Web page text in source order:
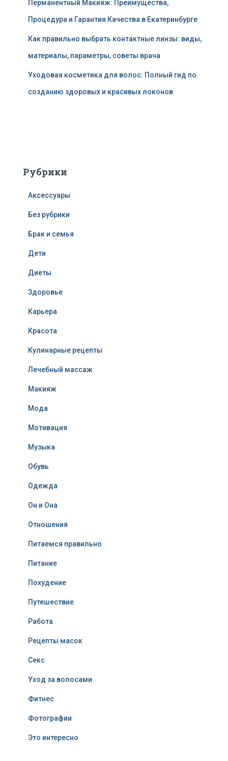
Перманентный Макияж: Преимущества,
Процедура и Гарантия Качества в Екатеринбурге
Как правильно выбрать контактные линзы: виды,
материалы, параметры, советы врача
Уходовая косметика для волос: Полный гид по
созданию здоровых и красивых локонов
Рубрики
Аксессуары
Без рубрики
Брак и семья
Дети
Диеты
Здоровье
Карьера
Красота
Кулинарные рецепты
Лечебный массаж
Макияж
Мода
Мотивация
Музыка
Обувь
Одежда
Он и Она
Отношения
Питаемся правильно
Питание
Похудение
Путешествие
Работа
Рецепты масок
Секс
Уход за волосами
Фитнес
Фотографии
Это интересно